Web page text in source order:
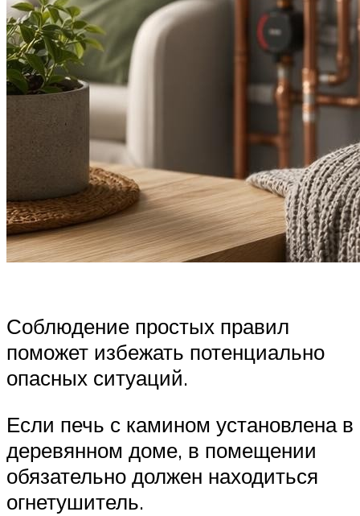
Соблюдение простых правил
поможет избежать потенциально
опасных ситуаций.
Если печь с камином установлена в
деревянном доме, в помещении
обязательно должен находиться
огнетушитель.